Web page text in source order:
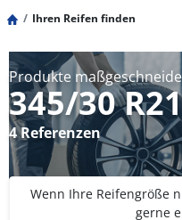
Ihren Reifen finden
Produkte
345/30
4 Referenzen
Wenn Ihre Reifengröße
gerne